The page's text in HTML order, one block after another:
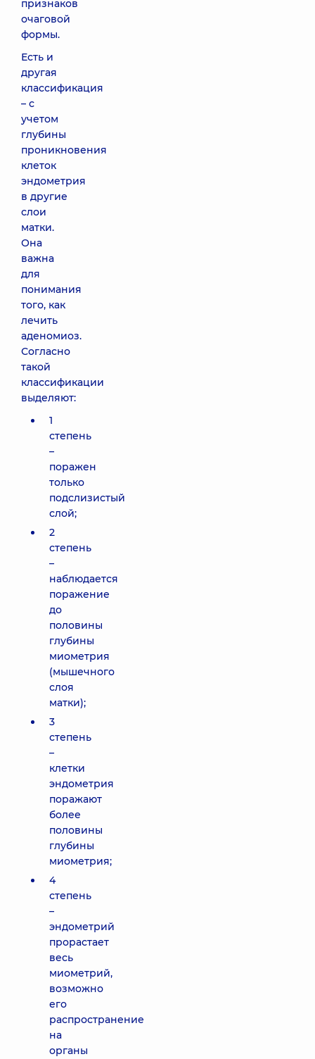
признаков
очаговой
формы.
Есть и
другая
классификация
– с
учетом
глубины
проникновения
клеток
эндометрия
в другие
слои
матки.
Она
важна
для
понимания
того, как
лечить
аденомиоз.
Согласно
такой
классификации
выделяют:
1
степень
–
поражен
только
подслизистый
слой;
2
степень
–
наблюдается
поражение
до
половины
глубины
миометрия
(мышечного
слоя
матки);
3
степень
–
клетки
эндометрия
поражают
более
половины
глубины
миометрия;
4
степень
–
эндометрий
прорастает
весь
миометрий,
возможно
его
распространение
на
органы